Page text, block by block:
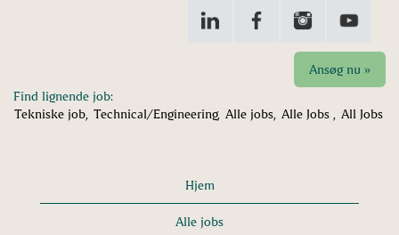
Ansøg nu »
Find lignende job:
Tekniske job, Technical/Engineering, Alle jobs, Alle Jobs , All Jobs
Hjem
Alle jobs